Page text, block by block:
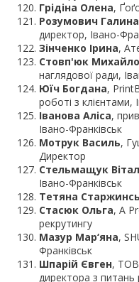
Грідіна Олена,
Розумович Галина
директор, Івано-
Зінченко Ірина,
Стовп'юк Михайло
наглядової ради,
Юїч Богдана,
роботі з клієнтами,
Іванова Аліса,
Івано-Франківськ
Мотрук Василь,
Директор
Стельмащук
Івано-Франківськ
Тетяна
Стасюк Ольга, А
рекрутингу
Мазур Мар‘яна,
Франківськ
Шпарій Євген,
директора з питань